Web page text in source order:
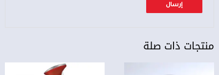
منتجات ذات صلة